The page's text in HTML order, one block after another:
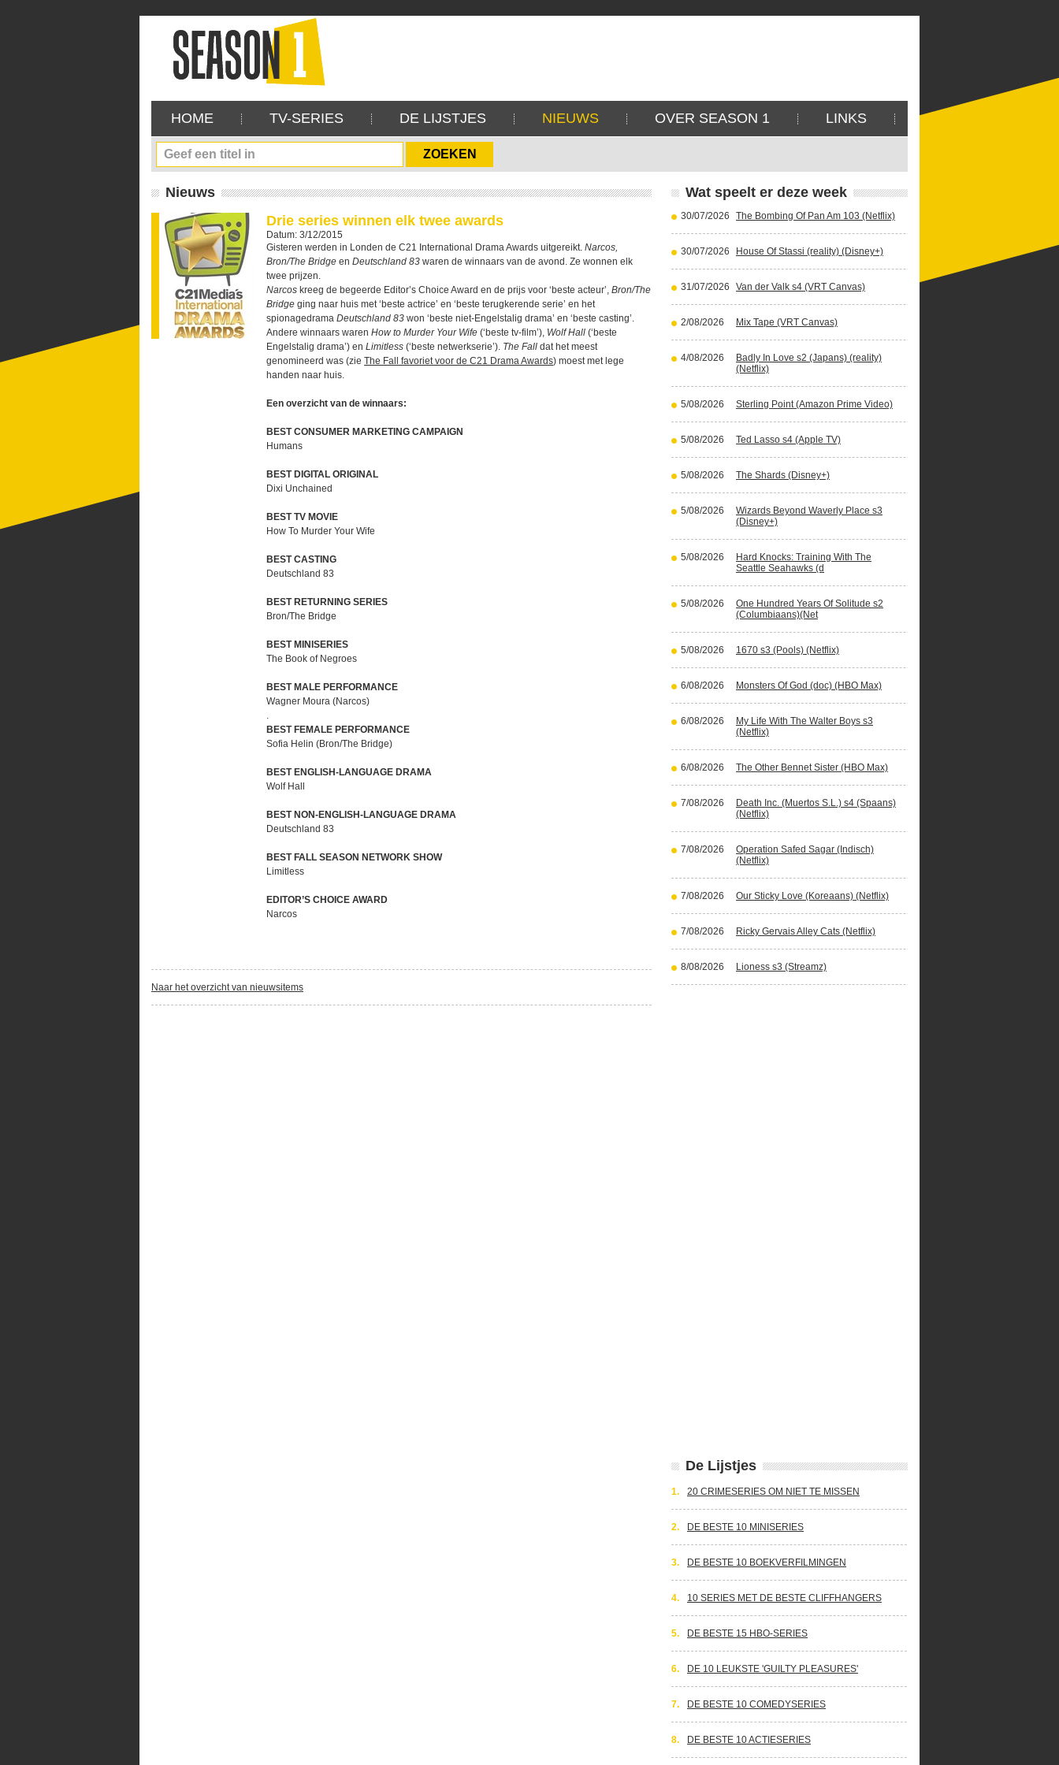
HOME TV-SERIES DE LIJSTJES NIEUWS OVER SEASON 1 LINKS
Nieuws
Drie series winnen elk twee awards
Datum: 3/12/2015
Gisteren werden in Londen de C21 International Drama Awards uitgereikt. Narcos,
Bron/The Bridge en Deutschland 83 waren de winnaars van de avond. Ze wonnen elk
twee prijzen.
Narcos kreeg de begeerde Editor’s Choice Award en de prijs voor ‘beste acteur’, Bron/The
Bridge ging naar huis met ‘beste actrice’ en ‘beste terugkerende serie’ en het
spionagedrama Deutschland 83 won ‘beste niet-Engelstalig drama’ en ‘beste casting’.
Andere winnaars waren How to Murder Your Wife (‘beste tv-film’), Wolf Hall (‘beste
Engelstalig drama’) en Limitless (‘beste netwerkserie’). The Fall dat het meest
genomineerd was (zie The Fall favoriet voor de C21 Drama Awards) moest met lege
handen naar huis.
Een overzicht van de winnaars:
BEST CONSUMER MARKETING CAMPAIGN
Humans
BEST DIGITAL ORIGINAL
Dixi Unchained
BEST TV MOVIE
How To Murder Your Wife
BEST CASTING
Deutschland 83
BEST RETURNING SERIES
Bron/The Bridge
BEST MINISERIES
The Book of Negroes
BEST MALE PERFORMANCE
Wagner Moura (Narcos)
.
BEST FEMALE PERFORMANCE
Sofia Helin (Bron/The Bridge)
BEST ENGLISH-LANGUAGE DRAMA
Wolf Hall
BEST NON-ENGLISH-LANGUAGE DRAMA
Deutschland 83
BEST FALL SEASON NETWORK SHOW
Limitless
EDITOR’S CHOICE AWARD
Narcos
Naar het overzicht van nieuwsitems
Wat speelt er deze week
30/07/2026 The Bombing Of Pan Am 103 (Netflix)
30/07/2026 House Of Stassi (reality) (Disney+)
31/07/2026 Van der Valk s4 (VRT Canvas)
2/08/2026 Mix Tape (VRT Canvas)
4/08/2026
Badly In Love s2 (Japans) (reality)
(Netflix)
5/08/2026 Sterling Point (Amazon Prime Video)
5/08/2026 Ted Lasso s4 (Apple TV)
5/08/2026 The Shards (Disney+)
5/08/2026
Wizards Beyond Waverly Place s3
(Disney+)
5/08/2026
Hard Knocks: Training With The
Seattle Seahawks (d
5/08/2026
One Hundred Years Of Solitude s2
(Columbiaans)(Net
5/08/2026 1670 s3 (Pools) (Netflix)
6/08/2026 Monsters Of God (doc) (HBO Max)
6/08/2026
My Life With The Walter Boys s3
(Netflix)
6/08/2026 The Other Bennet Sister (HBO Max)
7/08/2026
Death Inc. (Muertos S.L.) s4 (Spaans)
(Netflix)
7/08/2026
Operation Safed Sagar (Indisch)
(Netflix)
7/08/2026 Our Sticky Love (Koreaans) (Netflix)
7/08/2026 Ricky Gervais Alley Cats (Netflix)
8/08/2026 Lioness s3 (Streamz)
De Lijstjes
1. 20 CRIMESERIES OM NIET TE MISSEN
2. DE BESTE 10 MINISERIES
3. DE BESTE 10 BOEKVERFILMINGEN
4. 10 SERIES MET DE BESTE CLIFFHANGERS
5. DE BESTE 15 HBO-SERIES
6. DE 10 LEUKSTE 'GUILTY PLEASURES'
7. DE BESTE 10 COMEDYSERIES
8. DE BESTE 10 ACTIESERIES